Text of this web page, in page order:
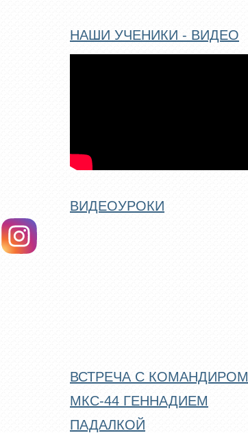
НАШИ УЧЕНИКИ - ВИДЕО
ВИДЕОУРОКИ
ВСТРЕЧА С КОМАНДИРОМ
МКС-44 ГЕННАДИЕМ
ПАДАЛКОЙ